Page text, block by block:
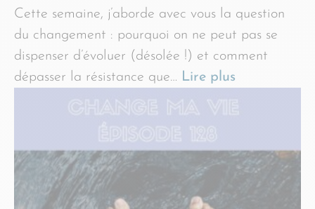
Cette semaine, j’aborde avec vous la question
du changement : pourquoi on ne peut pas se
dispenser d’évoluer (désolée !) et comment
dépasser la résistance que… Lire plus